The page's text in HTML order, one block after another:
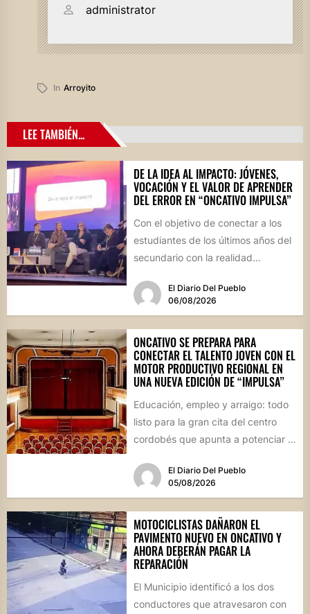
administrator
In Arroyito
LEE TAMBIÉN...
DE LA IDEA AL IMPACTO: JÓVENES,
VOCACIÓN Y EL VALOR DE APRENDER
DEL ERROR EN “ONCATIVO IMPULSA”
Con el objetivo de conectar a los
estudiantes de los últimos años del
secundario con la realidad
El Diario Del Pueblo
06/08/2026
ONCATIVO SE PREPARA PARA
CONECTAR EL TALENTO JOVEN CON EL
MOTOR PRODUCTIVO REGIONAL EN
UNA NUEVA EDICIÓN DE “IMPULSA”
Educación, empleo y arraigo: todo
listo para la gran cita del centro
cordobés que apunta a potenciar el
El Diario Del Pueblo
05/08/2026
MOTOCICLISTAS DAÑARON EL
PAVIMENTO NUEVO EN ONCATIVO Y
AHORA DEBERÁN PAGAR LA
REPARACIÓN
El Municipio identificó a los dos
conductores que atravesaron con